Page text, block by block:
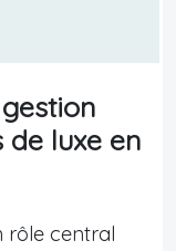
de luxe en
rôle central